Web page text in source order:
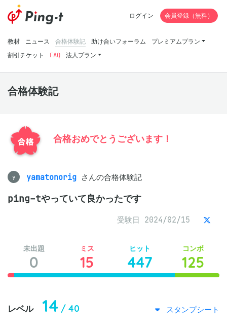
教材 ニュース 合格体験記 助け合いフォーラム
プレミアムプラン
割引チケット
FAQ 法人プラン
ログイン 会員登録（無料）
合格体験記
合格おめでとうございます！
y yamatonorig さんの合格体験記
ping-tやっていて良かったです
受験日 2024/02/15
未出題
0
ミス
15
ヒット
447
コンボ
125
レベル 14 / 40 スタンプシート